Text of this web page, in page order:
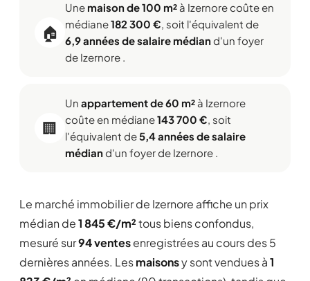
🏠
Une maison de 100 m² à Izernore coûte en
médiane182 300 €, soit l'équivalent de
6,9 années de salaire médiand'un foyer
de Izernore .
🏢
Un appartement de 60 m² à Izernore
coûte en médiane143 700 €, soit
l'équivalent de5,4 années de salaire
médiand'un foyer de Izernore .
Le marché immobilier de Izernore affiche un prix
médian de1 845 €/m²tous biens confondus,
mesuré sur94 ventesenregistrées au cours des 5
dernières années. Lesmaisonsy sont vendues à1